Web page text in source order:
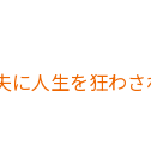
に人生を狂わ